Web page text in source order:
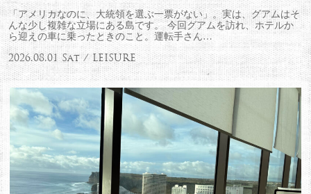
「アメリカなのに、大統領を選ぶ一票がない」。実は、グアムはそ
んな少し複雑な立場にある島です。 今回グアムを訪れ、ホテルか
ら迎えの車に乗ったときのこと。運転手さん…
2026.08.01 Sat / LEISURE